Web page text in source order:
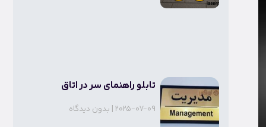
تابلو راهنمای سر در اتاق
2025-07-09 بدون دیدگاه